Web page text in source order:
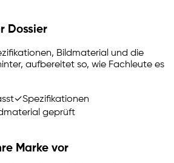
Dossier
Bildmaterial und die
aufbereitet so, wie Fachleute es
✓Spezifikationen
geprüft
Marke vor